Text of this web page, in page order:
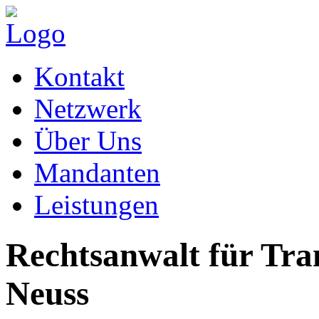
Kontakt
Netzwerk
Über Uns
Mandanten
Leistungen
Rechtsanwalt für
Neuss